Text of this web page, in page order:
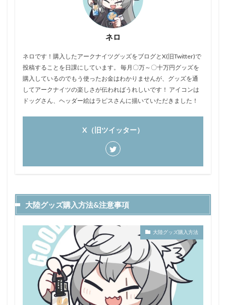
ネロ
ネロです！購入したアークナイツグッズをブログとX(旧Twitter)で
投稿することを日課にしています。 毎月〇万～〇十万円グッズを
購入しているのでもう使ったお金はわかりませんが、グッズを通
してアークナイツの楽しさが伝わればうれしいです！ アイコンは
ドッグさん、ヘッダー絵はラピスさんに描いていただきました！
X（旧ツイッター）
大陸グッズ購入方法&注意事項
大陸グッズ購入方法